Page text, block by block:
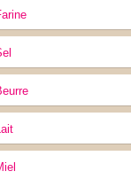
Farine
sel
Beurre
lait
miel